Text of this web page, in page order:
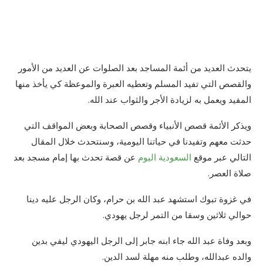
يتحدث العديد من أئمة المساجد بعد الصلوات عن العديد من الأمور
والقصص التي تفيد المسلم وتعطيه العبرة والموعظة كي يأخذ منها
المفيد ويعمل به لزيادة الأجر والثواب عند الله.
ويذكر الأئمة قصص الأنبياء وقصص الصحابة وبعض المواقف التي
حدثت معهم وتفيدنا في حياتنا اليومية، وسنتحدث خلال المقال
التالي عبر موقع السعودية اليوم عن قصة تحدث بها إمام مسجد بعد
صلاة العصر.
في غزوة تبوك استشهد عبد الله بن حرام، وكان الرجل عليه دينا
حوالي ثلاثين وسقا من التمر لرجل يهودي.
وبعد وفاة عبد الله جاء ابنه جابر إلى الرجل اليهودي ليفي بدين
والده عبدالله، وطلب منه مهلة لسد الدين.